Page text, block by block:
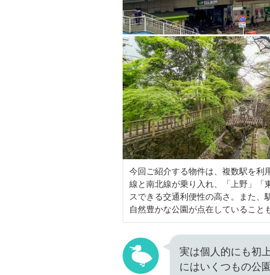
今回ご紹介する物件は、複数駅を利
線と南北線が乗り入れ、「上野」「
スできる交通利便性の高さ。また、
自然豊かな公園が点在していること
実は個人的にも初
にはいくつもの公